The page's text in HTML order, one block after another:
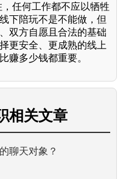
任何工作都不应以牺牲
下陪玩不是不能做，但
双方自愿且合法的基础
更安全、更成熟的线上
赚多少钱都重要。
相关文章
聊天对象？